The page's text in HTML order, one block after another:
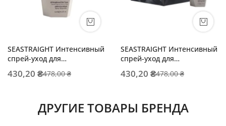
SEASTRAIGHT Интенсивный
спрей-уход для
430,20 ₴478,00 ₴
SEASTRAIGHT Интенсивный
спрей-уход для
АМПУЛА
430,20 ₴478,00 ₴
ДРУГИЕ ТОВАРЫ БРЕНДА